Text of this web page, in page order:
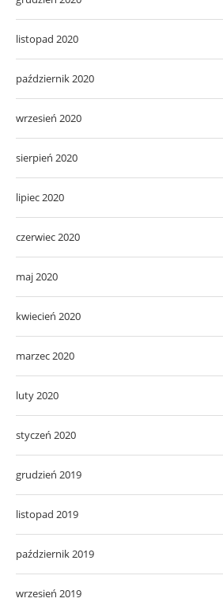
listopad 2020
październik 2020
wrzesień 2020
sierpień 2020
lipiec 2020
czerwiec 2020
maj 2020
kwiecień 2020
marzec 2020
luty 2020
styczeń 2020
grudzień 2019
listopad 2019
październik 2019
wrzesień 2019